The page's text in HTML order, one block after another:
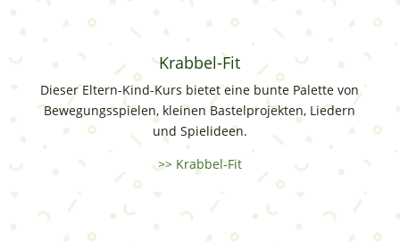
Krabbel-Fit
Dieser Eltern-Kind-Kurs bietet eine bunte Palette von
Bewegungsspielen, kleinen Bastelprojekten, Liedern
und Spielideen.
>> Krabbel-Fit